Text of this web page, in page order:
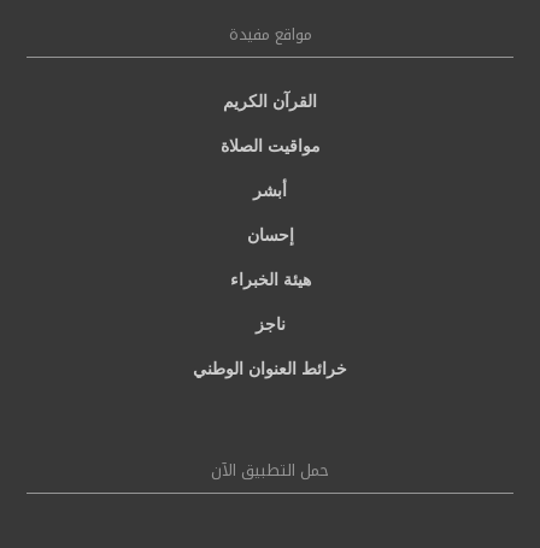
مواقع مفيدة
القرآن الكريم
مواقيت الصلاة
أبشر
إحسان
هيئة الخبراء
ناجز
خرائط العنوان الوطني
حمل التطبيق الآن